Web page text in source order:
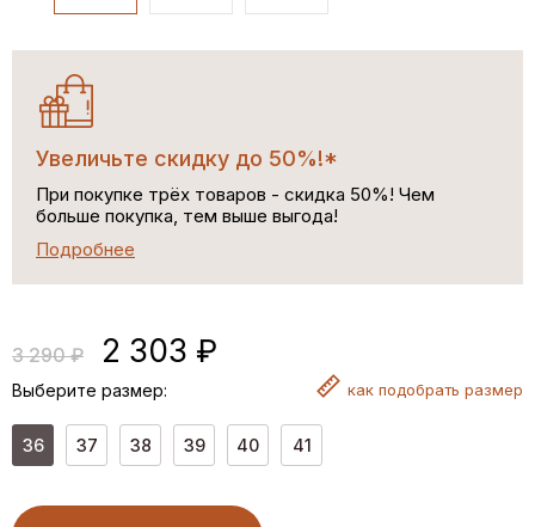
Увеличьте скидку до 50%!*
При покупке трёх товаров - скидка 50%! Чем
больше покупка, тем выше выгода!
Подробнее
3 290 ₽ 2 303 ₽
Выберите размер: как подобрать размер
36 37 38 39 40 41